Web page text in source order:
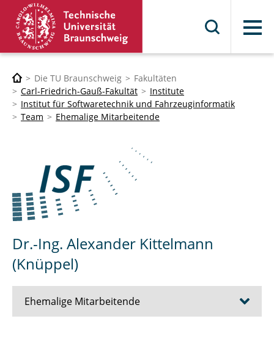
Menü
Die TU Braunschweig
Fakultäten
Carl-Friedrich-Gauß-Fakultät
Institute
Institut für Softwaretechnik und Fahrzeuginformatik
Team
Ehemalige Mitarbeitende
Dr.-Ing. Alexander Kittelmann
(Knüppel)
Ehemalige Mitarbeitende